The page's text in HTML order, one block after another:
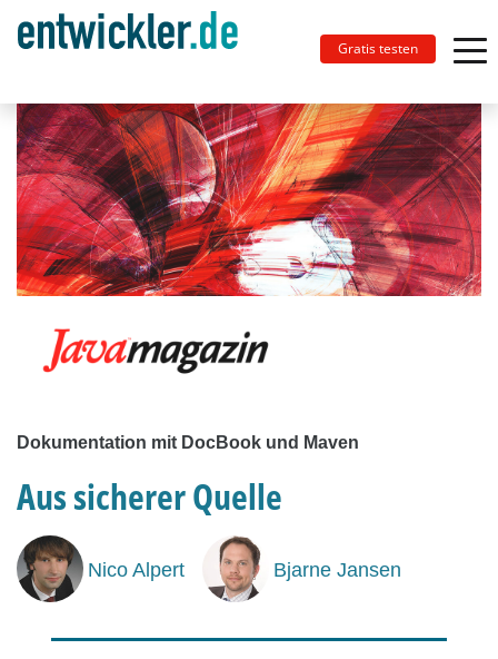
Gratis testen
Dokumentation mit DocBook und Maven
Aus sicherer Quelle
Nico Alpert Bjarne Jansen